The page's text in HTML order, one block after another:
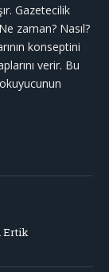
Gazetecilik
zaman? Nasıl?
konseptini
verir. Bu
Ertik